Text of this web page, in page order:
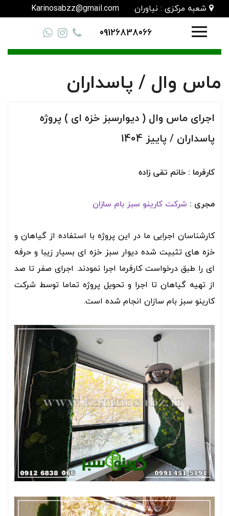
شعبه مرکزی : نیاوران Karinosabzz@gmail.com
09126838066
ماس وال / پاسداران
اجرای ماس وال ( دیوارسبز خزه ای ) پروژه
پاسداران / پاییز 1404
کارفرما : خانم تقی زاده
مجری : شرکت کارینو سبز بام سازان
کارشناسان اجرایی ما در این پروژه با استفاده از گیاهان و
خزه های تثبیت شده دیوار سبز خزه ای بسیار زیبا و حرفه
ای را طبق درخواست کارفرما اجرا نمودند. اجرای صفر تا صد
از تهیه گیاهان تا اجرا و تحویل پروژه تماما توسط شرکت
کارینو سبز بام سازان انجام شده است.